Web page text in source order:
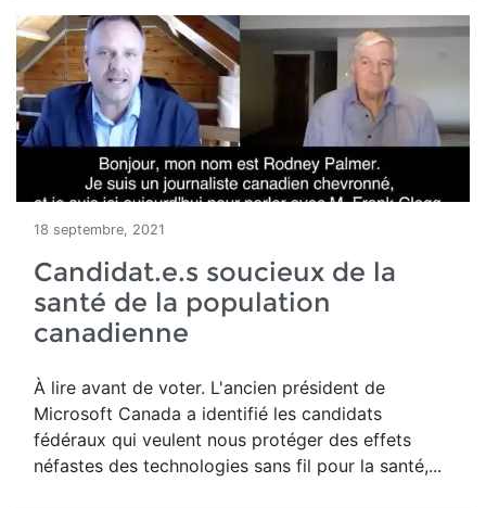
18 septembre, 2021
Candidat.e.s soucieux de la
santé de la population
canadienne
À lire avant de voter. L'ancien président de
Microsoft Canada a identifié les candidats
fédéraux qui veulent nous protéger des effets
néfastes des technologies sans fil pour la santé,...